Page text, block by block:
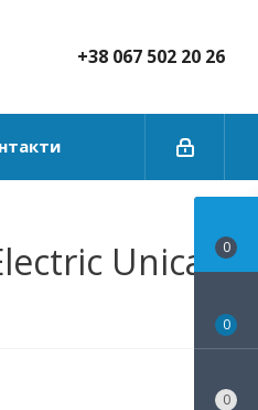
+38 067 502 20 26
Unica 0
0
0